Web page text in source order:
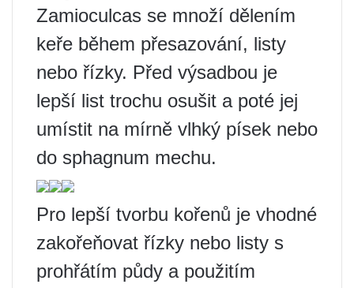
Zamioculcas se množí dělením
keře během přesazování, listy
nebo řízky. Před výsadbou je
lepší list trochu osušit a poté jej
umístit na mírně vlhký písek nebo
do sphagnum mechu.
Pro lepší tvorbu kořenů je vhodné
zakořeňovat řízky nebo listy s
prohřátím půdy a použitím